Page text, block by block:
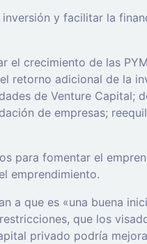
y facilitar la
crecimiento de las
retorno adicional de la
de Venture Capital;
de empresas;
para fomentar el
emprendimiento.
a que es «una buena
que los
privado podría